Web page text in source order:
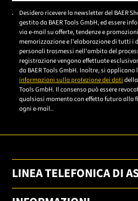
Bitte geben Sie eine gültige E-
Desidero ricevere la newsletter del BAER
gestito da BAER Tools GmbH, ed essere
via e-mail su offerte, tendenze e
memorizzazione e l'elaborazione di tutti i
personali trasmessi nell'ambito del
registrazione vengono effettuate
da BAER Tools GmbH. Inoltre, si applicano
informazioni sulla protezione dei dati della
Tools GmbH. Il consenso può essere
qualsiasi momento con effetto futuro alla
ogni e-mail..
LINEA TELEFONICA DI